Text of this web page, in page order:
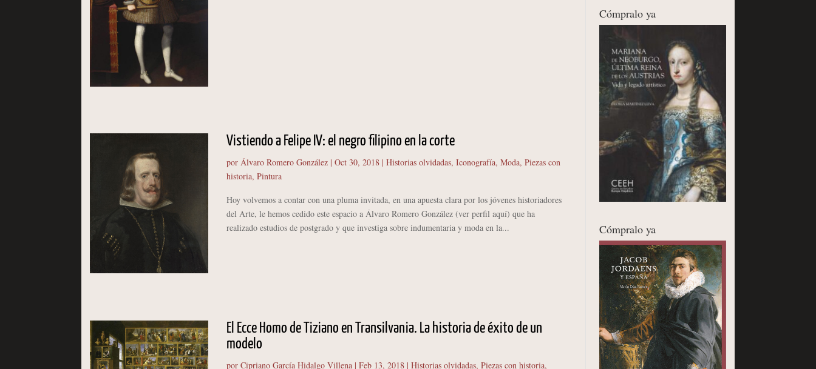
Vistiendo a Felipe IV: el negro filipino en la corte
por Álvaro Romero González| Oct 30, 2018| Historias olvidadas, Iconografía, Moda, Piezas con
historia, Pintura
Hoy volvemos a contar con una pluma invitada, en una apuesta clara por los jóvenes historiadores
del Arte, le hemos cedido este espacio a Álvaro Romero González (ver perfil aquí) que ha
realizado estudios de postgrado y que investiga sobre indumentaria y moda en la...
El Ecce Homo de Tiziano en Transilvania. La historia de éxito de un
modelo
por Cipriano García Hidalgo Villena| Feb 13, 2018| Historias olvidadas, Piezas con historia,
Cómpralo ya
Cómpralo ya